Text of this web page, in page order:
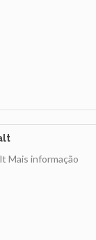
Mais informação